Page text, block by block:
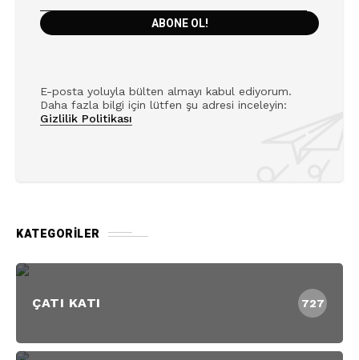
E-posta yoluyla bülten almayı kabul ediyorum.
Daha fazla bilgi için lütfen şu adresi inceleyin:
Gizlilik Politikası
KATEGORILER
ÇATI KATI 727